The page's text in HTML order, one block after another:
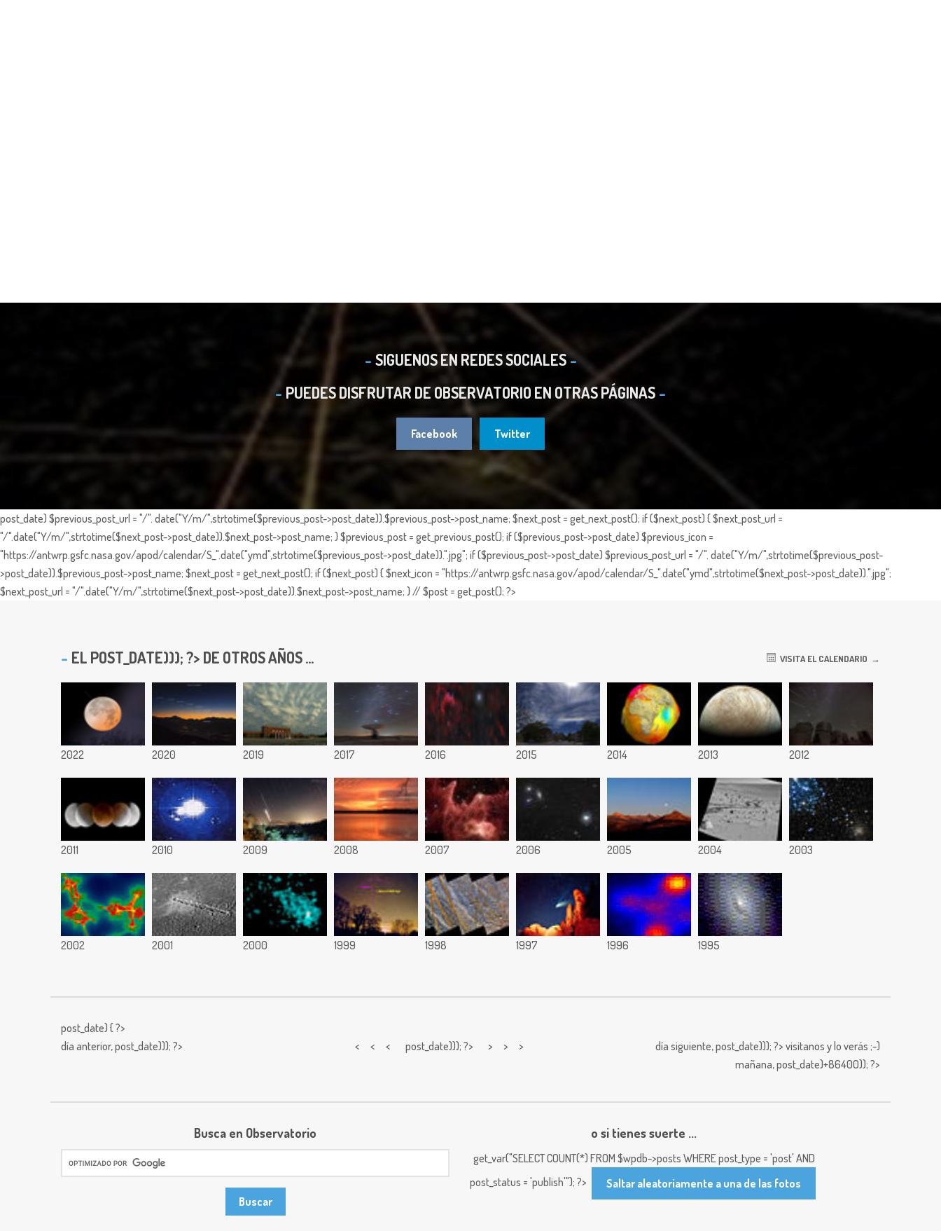
SIGUENOS EN REDES SOCIALES
PUEDES DISFRUTAR DE OBSERVATORIO EN OTRAS PÁGINAS
Facebook Twitter
post_date) $previous_post_url = "/". date("Y/m/",strtotime($previous_post->post_date)).$previous_post->post_name; $next_post = get_next_post(); if ($next_post) { $next_post_url =
"/".date("Y/m/",strtotime($next_post->post_date)).$next_post->post_name; } $previous_post = get_previous_post(); if ($previous_post->post_date) $previous_icon =
"https://antwrp.gsfc.nasa.gov/apod/calendar/S_".date("ymd",strtotime($previous_post->post_date)).".jpg"; if ($previous_post->post_date) $previous_post_url = "/". date("Y/m/",strtotime($previous_post-
>post_date)).$previous_post->post_name; $next_post = get_next_post(); if ($next_post) { $next_icon = "https://antwrp.gsfc.nasa.gov/apod/calendar/S_".date("ymd",strtotime($next_post->post_date)).".jpg";
$next_post_url = "/".date("Y/m/",strtotime($next_post->post_date)).$next_post->post_name; } // $post = get_post(); ?>
EL POST_DATE))); ?> DE OTROS AÑOS ... VISITA EL CALENDARIO
2022 2020 2019 2017 2016 2015 2014 2013 2012
2011 2010 2009 2008 2007 2006 2005 2004 2003
2002 2001 2000 1999 1998 1997 1996 1995
post_date) { ?>
día anterior,post_date))); ?> < < < post_date))); ?> > > > día siguiente,post_date))); ?> visitanos y lo verás ;-)
mañana,post_date)+86400)); ?>
Busca en Observatorio o si tienes suerte ...
get_var("SELECT COUNT(*) FROM $wpdb->posts WHERE post_type = 'post' AND
post_status = 'publish'"); ?>
Saltar aleatoriamente a una de las fotos